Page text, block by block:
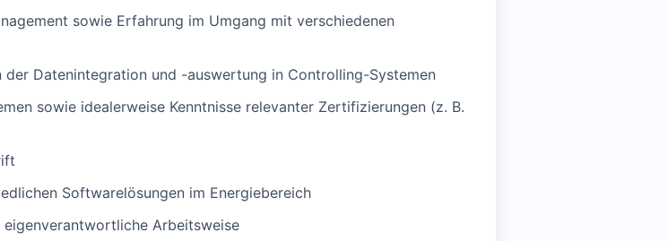
sowie Erfahrung im Umgang mit verschiedenen
der Datenintegration und -auswertung in Controlling-Systemen
sowie idealerweise Kenntnisse relevanter Zertifizierungen (z. B.
Softwarelösungen im Energiebereich
Arbeitsweise